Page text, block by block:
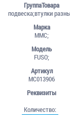
ГруппаТовара
подвеска;втулки
Марка
MMC;
Модель
FUSO;
Артикул
MC013906
Реквизиты
Количество: